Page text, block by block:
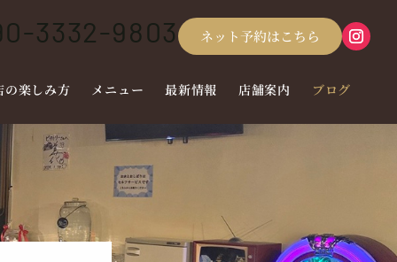
3332-9803 ネット予約はこちら
の楽しみ方 メニュー 最新情報 店舗案内 ブログ